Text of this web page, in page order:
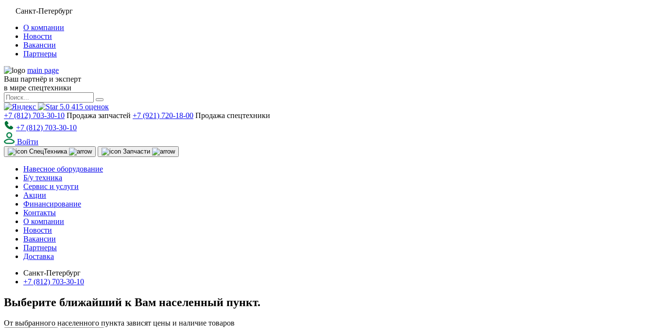
Санкт-Петербург
О компании
Новости
Вакансии
Партнеры
main page
Ваш партнёр и эксперт
в мире спецтехники
5.0 415 оценок
+7 (812) 703-30-10 Продажа запчастей +7 (921) 720-18-00 Продажа спецтехники
+7 (812) 703-30-10
Войти
СпецТехника Запчасти
Навесное оборудование
Б/у техника
Сервис и услуги
Акции
Финансирование
Контакты
О компании
Новости
Вакансии
Партнеры
Доставка
Санкт-Петербург
+7 (812) 703-30-10
Выберите ближайший к Вам населенный пункт.
От выбранного населенного пункта зависят цены и наличие товаров